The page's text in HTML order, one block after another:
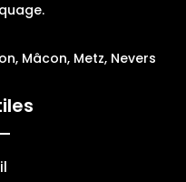
Mâcon, Metz, Nevers